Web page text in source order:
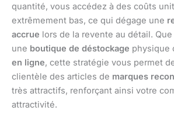
quantité, vous accédez à des coûts
extrêmement bas, ce qui dégage une
accrue lors de la revente au détail.
une boutique de déstockage physique
en ligne, cette stratégie vous permet
clientèle des articles de marques
très attractifs, renforçant ainsi votre
attractivité.